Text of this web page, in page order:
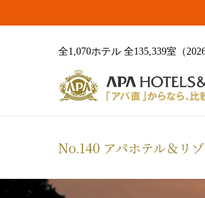
全1,070ホテル 全135,339室（
No.140 アパホテル＆リ